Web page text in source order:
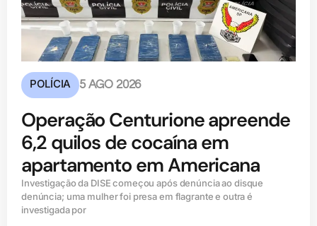
POLÍCIA 5 AGO 2026
Operação Centurione apreende
6,2 quilos de cocaína em
apartamento em Americana
Investigação da DISE começou após denúncia ao disque
denúncia; uma mulher foi presa em flagrante e outra é
investigada por